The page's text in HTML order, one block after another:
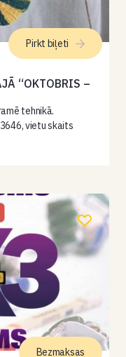
“OKTOBRIS –
tehnikā.
vietu skaits
Pirkt biļeti
Bezmaksas